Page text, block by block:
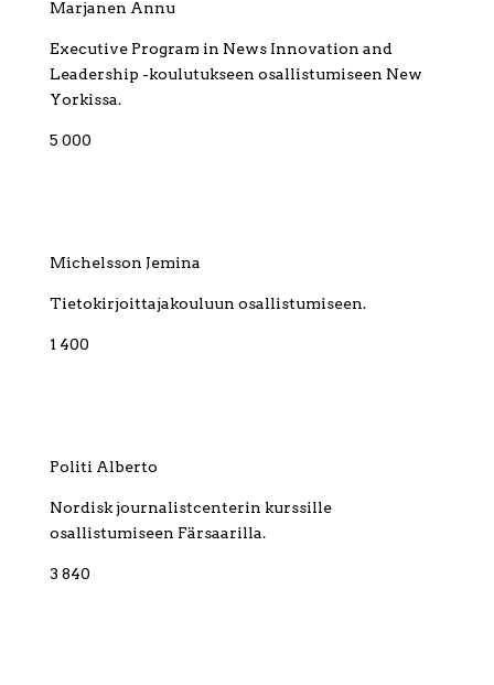
Marjanen Annu
Executive Program in News Innovation and
Leadership -koulutukseen osallistumiseen New
Yorkissa.
5 000
Michelsson Jemina
Tietokirjoittajakouluun osallistumiseen.
1 400
Politi Alberto
Nordisk journalistcenterin kurssille
osallistumiseen Färsaarilla.
3 840